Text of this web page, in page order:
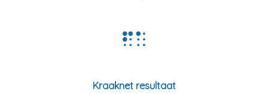
Kraaknet resultaat